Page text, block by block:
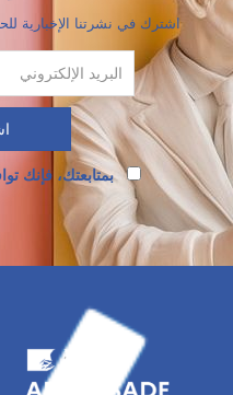
اشترك في نشرتنا الإخبارية
بمتابعتك، فإنك